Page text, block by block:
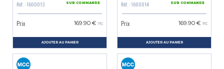
Réf. : 1600013 SUR COMMANDE
Prix 169.90 € TTC
AJOUTER AU PANIER
Réf. : 1600014 SUR COMMANDE
Prix 169.90 € TTC
AJOUTER AU PANIER